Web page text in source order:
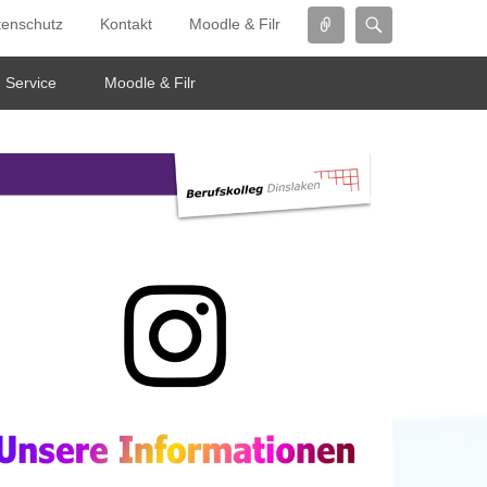
Connect
Kontakt Moodle & Filr
Service Moodle & Filr